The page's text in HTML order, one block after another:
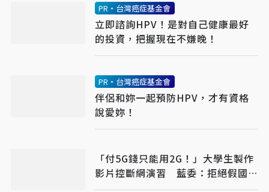
PR・台灣癌症基金會
立即諮詢HPV！是對自己健康最好
的投資，把握現在不嫌晚！
PR・台灣癌症基金會
伴侶和妳一起預防HPV，才有資格
說愛妳！
「付5G錢只能用2G！」大學生製作
影片控斷網演習 藍委：拒絕假國安
假警報